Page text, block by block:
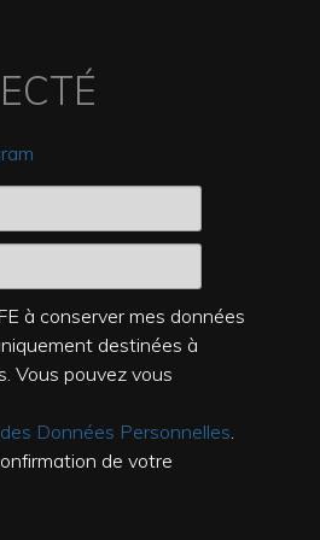
à conserver mes données
destinées à
Vous pouvez vous
Données Personnelles
de votre